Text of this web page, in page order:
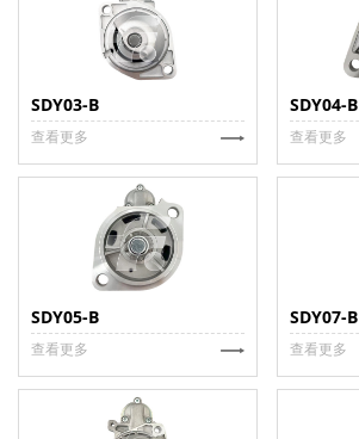
SDY03-B
查看更多
SDY04-B
查看更多
SDY05-B
查看更多
SDY07-B
查看更多